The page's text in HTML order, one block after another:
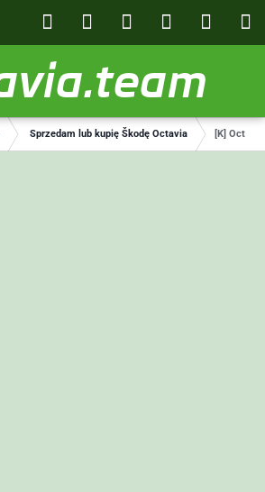
Sprzedam lub kupię Škodę Octavia [K]